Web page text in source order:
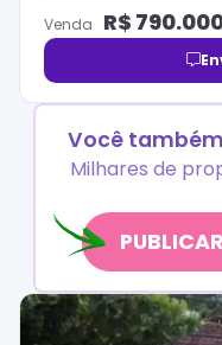
Venda R$
Você
Milhares de